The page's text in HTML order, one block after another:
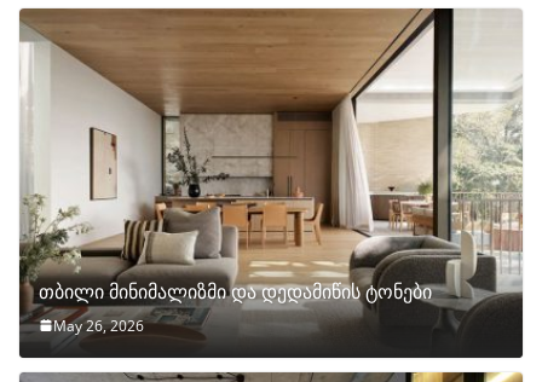
თბილი მინიმალიზმი და დედამიწის ტონები
May 26, 2026